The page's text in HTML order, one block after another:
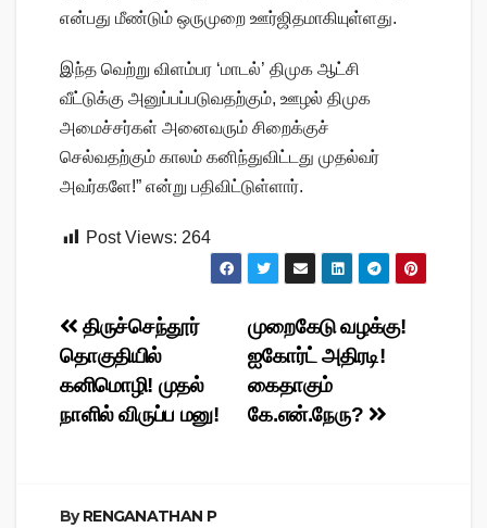
என்பது மீண்டும் ஒருமுறை ஊர்ஜிதமாகியுள்ளது.
இந்த வெற்று விளம்பர ‘மாடல்’ திமுக ஆட்சி
வீட்டுக்கு அனுப்பப்படுவதற்கும், ஊழல் திமுக
அமைச்சர்கள் அனைவரும் சிறைக்குச்
செல்வதற்கும் காலம் கனிந்துவிட்டது முதல்வர்
அவர்களே!” என்று பதிவிட்டுள்ளார்.
Post Views: 264
Post
navigation
முறைகேடு வழக்கு!
ஐகோர்ட் அதிரடி!
கைதாகும்
கே.என்.நேரு?
திருச்செந்தூர்
தொகுதியில்
கனிமொழி! முதல்
நாளில் விருப்ப மனு!
ByRENGANATHAN P